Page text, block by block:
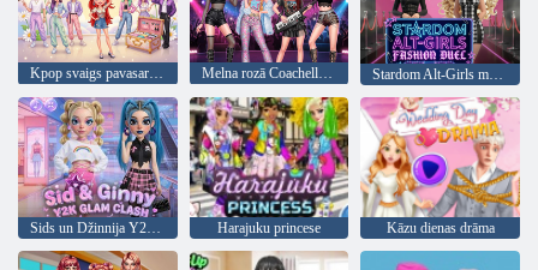
Kpop svaigs pavasara stils Melna rozā Coachella Fashionista Stardom Alt-Girls modes duelis
Sids un Džinnija Y2K Glam Clash Harajuku princese Kāzu dienas drāma